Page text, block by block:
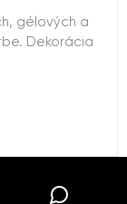
gélových a
Dekorácia